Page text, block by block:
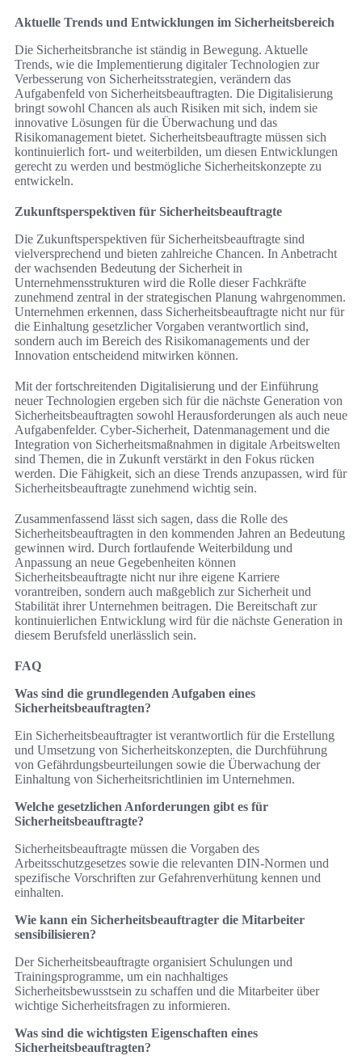
Aktuelle Trends und Entwicklungen im Sicherheitsbereich
Die Sicherheitsbranche ist ständig in Bewegung. Aktuelle
Trends, wie die Implementierung digitaler Technologien zur
Verbesserung von Sicherheitsstrategien, verändern das
Aufgabenfeld von Sicherheitsbeauftragten. Die Digitalisierung
bringt sowohl Chancen als auch Risiken mit sich, indem sie
innovative Lösungen für die Überwachung und das
Risikomanagement bietet. Sicherheitsbeauftragte müssen sich
kontinuierlich fort- und weiterbilden, um diesen Entwicklungen
gerecht zu werden und bestmögliche Sicherheitskonzepte zu
entwickeln.
Zukunftsperspektiven für Sicherheitsbeauftragte
Die Zukunftsperspektiven für Sicherheitsbeauftragte sind
vielversprechend und bieten zahlreiche Chancen. In Anbetracht
der wachsenden Bedeutung der Sicherheit in
Unternehmensstrukturen wird die Rolle dieser Fachkräfte
zunehmend zentral in der strategischen Planung wahrgenommen.
Unternehmen erkennen, dass Sicherheitsbeauftragte nicht nur für
die Einhaltung gesetzlicher Vorgaben verantwortlich sind,
sondern auch im Bereich des Risikomanagements und der
Innovation entscheidend mitwirken können.
Mit der fortschreitenden Digitalisierung und der Einführung
neuer Technologien ergeben sich für die nächste Generation von
Sicherheitsbeauftragten sowohl Herausforderungen als auch neue
Aufgabenfelder. Cyber-Sicherheit, Datenmanagement und die
Integration von Sicherheitsmaßnahmen in digitale Arbeitswelten
sind Themen, die in Zukunft verstärkt in den Fokus rücken
werden. Die Fähigkeit, sich an diese Trends anzupassen, wird für
Sicherheitsbeauftragte zunehmend wichtig sein.
Zusammenfassend lässt sich sagen, dass die Rolle des
Sicherheitsbeauftragten in den kommenden Jahren an Bedeutung
gewinnen wird. Durch fortlaufende Weiterbildung und
Anpassung an neue Gegebenheiten können
Sicherheitsbeauftragte nicht nur ihre eigene Karriere
vorantreiben, sondern auch maßgeblich zur Sicherheit und
Stabilität ihrer Unternehmen beitragen. Die Bereitschaft zur
kontinuierlichen Entwicklung wird für die nächste Generation in
diesem Berufsfeld unerlässlich sein.
FAQ
Was sind die grundlegenden Aufgaben eines
Sicherheitsbeauftragten?
Ein Sicherheitsbeauftragter ist verantwortlich für die Erstellung
und Umsetzung von Sicherheitskonzepten, die Durchführung
von Gefährdungsbeurteilungen sowie die Überwachung der
Einhaltung von Sicherheitsrichtlinien im Unternehmen.
Welche gesetzlichen Anforderungen gibt es für
Sicherheitsbeauftragte?
Sicherheitsbeauftragte müssen die Vorgaben des
Arbeitsschutzgesetzes sowie die relevanten DIN-Normen und
spezifische Vorschriften zur Gefahrenverhütung kennen und
einhalten.
Wie kann ein Sicherheitsbeauftragter die Mitarbeiter
sensibilisieren?
Der Sicherheitsbeauftragte organisiert Schulungen und
Trainingsprogramme, um ein nachhaltiges
Sicherheitsbewusstsein zu schaffen und die Mitarbeiter über
wichtige Sicherheitsfragen zu informieren.
Was sind die wichtigsten Eigenschaften eines
Sicherheitsbeauftragten?